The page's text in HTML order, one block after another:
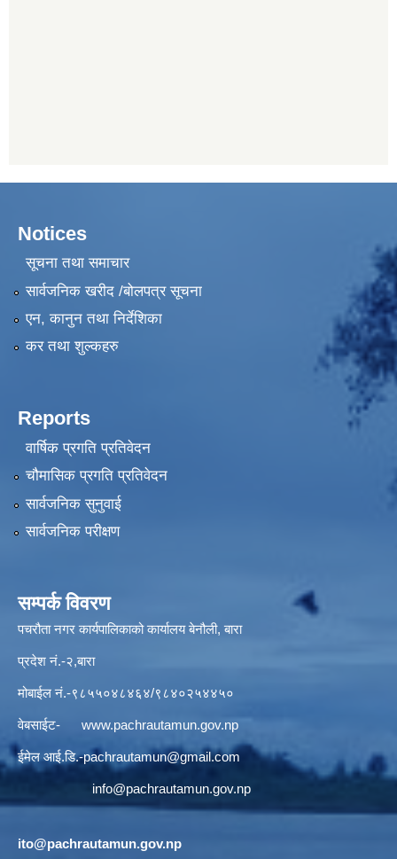
Notices
सूचना तथा समाचार
सार्वजनिक खरीद /बोलपत्र सूचना
एन, कानुन तथा निर्देशिका
कर तथा शुल्कहरु
Reports
वार्षिक प्रगति प्रतिवेदन
चौमासिक प्रगति प्रतिवेदन
सार्वजनिक सुनुवाई
सार्वजनिक परीक्षण
सम्पर्क विवरण
पचरौता नगर कार्यपालिकाको कार्यालय बेनौली, बारा
प्रदेश नं.-२,बारा
मोबाईल नं.-९८५५०४८४६४/९८४०२५४४५०
वेबसाईट- www.pachrautamun.gov.np
ईमेल आई.डि.-pachrautamun@gmail.com
info@pachrautamun.gov.np
ito@pachrautamun.gov.np